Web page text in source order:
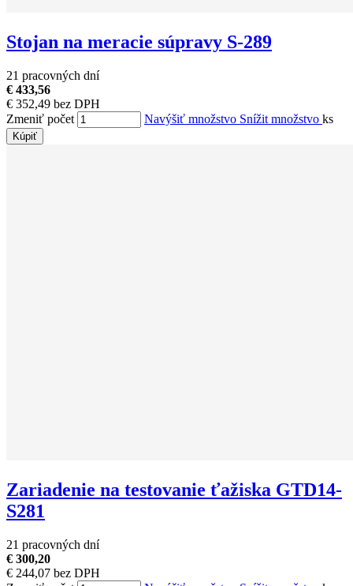
Stojan na meracie súpravy S-289
21 pracovných dní
€ 433,56
€ 352,49 bez DPH
Zmeniť počet
Navýšiť množstvo Snížit množstvo ks
Kúpiť
Zariadenie na testovanie ťažiska GTD14-
S281
21 pracovných dní
€ 300,20
€ 244,07 bez DPH